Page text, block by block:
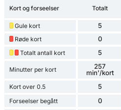
Kort og forseelser Totalt
Gule kort 5
Røde kort 0
Totalt antall kort 5
Minutter per kort
257
min'/kort
Kort over 0.5 5
Forseelser begått 0